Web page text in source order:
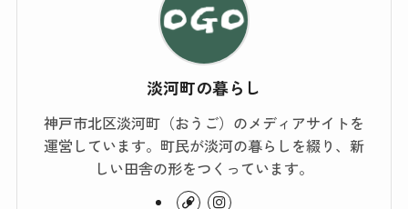
淡河町の暮らし
神戸市北区淡河町（おうご）のメディアサイトを
運営しています。町民が淡河の暮らしを綴り、新
しい田舎の形をつくっています。